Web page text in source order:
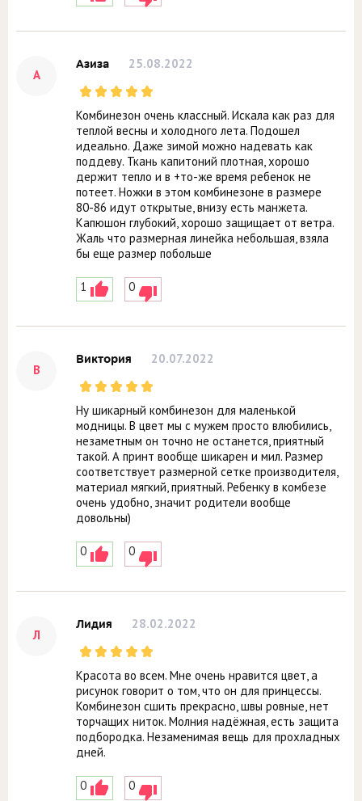
А
Азиза 25.08.2022
Комбинезон очень классный. Искала как раз для
теплой весны и холодного лета. Подошел
идеально. Даже зимой можно надевать как
поддеву. Ткань капитоний плотная, хорошо
держит тепло и в +то-же время ребенок не
потеет. Ножки в этом комбинезоне в размере
80-86 идут открытые, внизу есть манжета.
Капюшон глубокий, хорошо защищает от ветра.
Жаль что размерная линейка небольшая, взяла
бы еще размер побольше
1 0
В
Виктория 20.07.2022
Ну шикарный комбинезон для маленькой
модницы. В цвет мы с мужем просто влюбились,
незаметным он точно не останется, приятный
такой. А принт вообще шикарен и мил. Размер
соответствует размерной сетке производителя,
материал мягкий, приятный. Ребенку в комбезе
очень удобно, значит родители вообще
довольны)
0 0
Л
Лидия 28.02.2022
Красота во всем. Мне очень нравится цвет, а
рисунок говорит о том, что он для принцессы.
Комбинезон сшить прекрасно, швы ровные, нет
торчащих ниток. Молния надёжная, есть защита
подбородка. Незаменимая вещь для прохладных
дней.
0 0